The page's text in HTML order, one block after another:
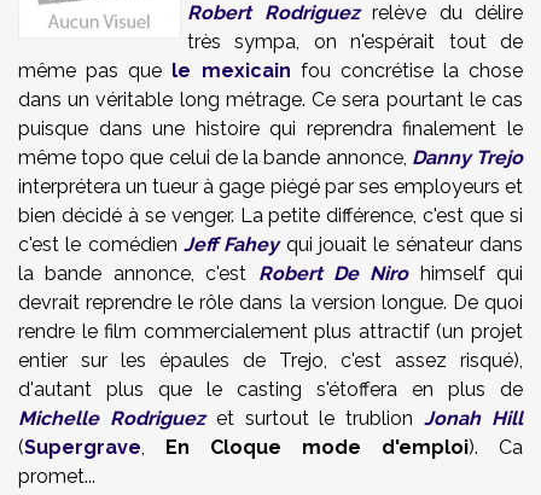
Robert Rodriguezrelève du délire
très sympa, on n'espérait tout de
même pas que le mexicain fou concrétise la chose
dans un véritable long métrage. Ce sera pourtant le cas
puisque dans une histoire qui reprendra finalement le
même topo que celui de la bande annonce, Danny Trejo
interprétera un tueur à gage piégé par ses employeurs et
bien décidé à se venger. La petite différence, c'est que si
c'est le comédien Jeff Faheyqui jouait le sénateur dans
la bande annonce, c'est Robert De Nirohimself qui
devrait reprendre le rôle dans la version longue. De quoi
rendre le film commercialement plus attractif (un projet
entier sur les épaules de Trejo, c'est assez risqué),
d'autant plus que le casting s'étoffera en plus de
Michelle Rodriguezet surtout le trublionJonah Hill
(Supergrave, En Cloque mode d'emploi). Ca
promet...